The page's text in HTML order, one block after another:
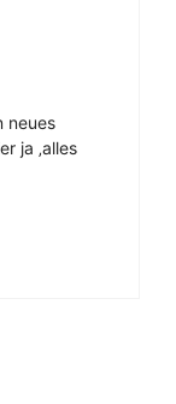
neues
ja ‚alles